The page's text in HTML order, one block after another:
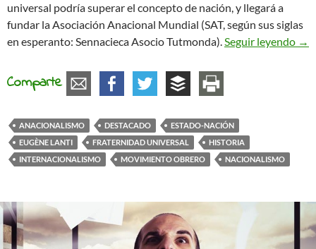
universal podría superar el concepto de nación, y llegará a
fundar la Asociación Anacional Mundial (SAT, según sus siglas
en esperanto: Sennacieca Asocio Tutmonda).Seguir leyendo →
Comparte
ANACIONALISMO DESTACADO
ESTADO-NACIÓN
EUGÈNE LANTI
FRATERNIDAD UNIVERSAL
HISTORIA
INTERNACIONALISMO
MOVIMIENTO OBRERO NACIONALISMO